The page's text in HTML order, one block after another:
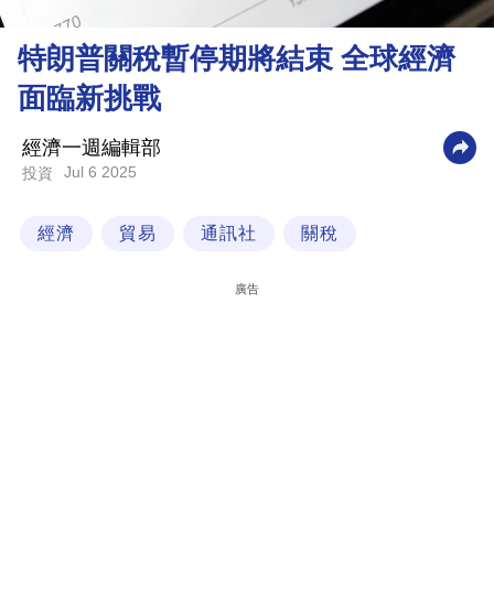
財
商
業
特朗普關稅暫停期將結束 全球經濟
面臨新挑戰
經濟一週編輯部
投資 Jul 6 2025
經濟 貿易 通訊社 關稅
廣告